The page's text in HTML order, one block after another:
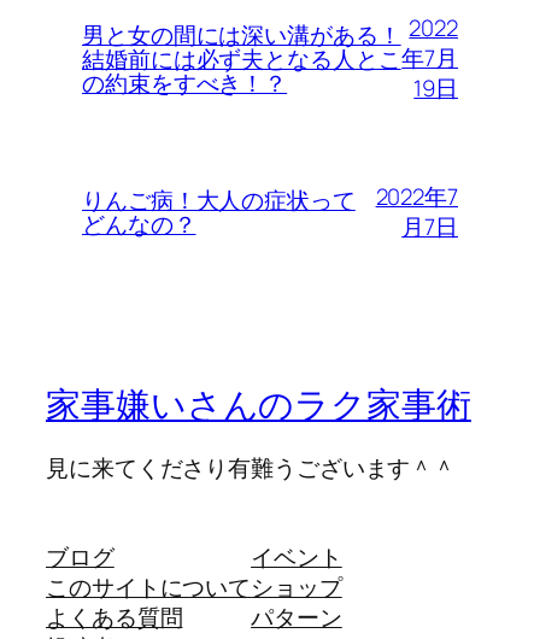
男と女の間には深い溝がある！
結婚前には必ず夫となる人とこ
の約束をすべき！？
2022
年7月
19日
りんご病！大人の症状って
どんなの？
2022年7
月7日
家事嫌いさんのラク家事術
見に来てくださり有難うございます＾＾
ブログ
このサイトについて
よくある質問
イベント
ショップ
パターン